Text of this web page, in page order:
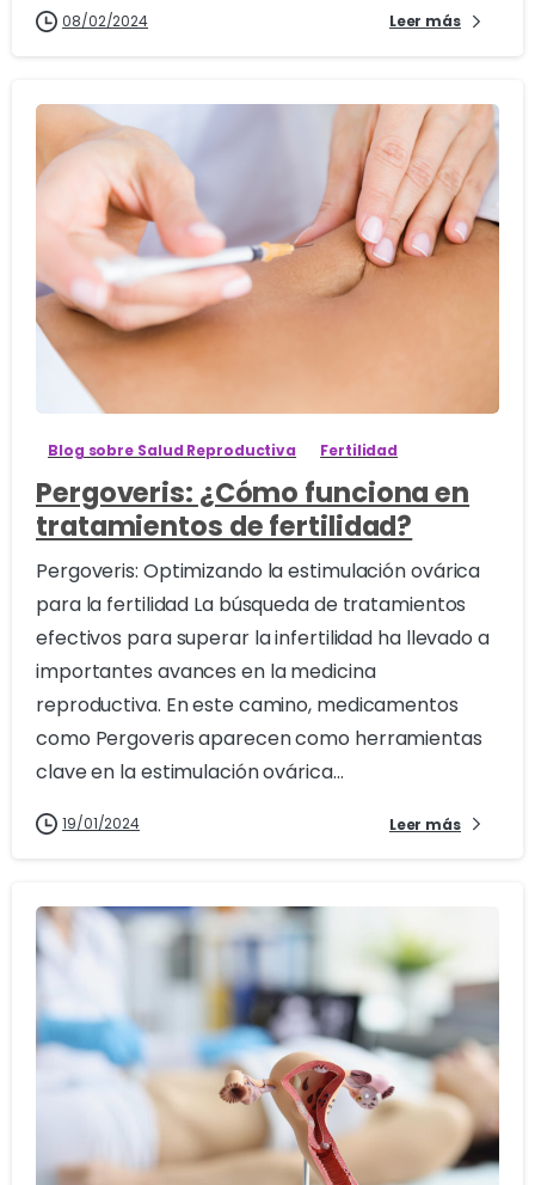
08/02/2024 Leer más
Blog sobre Salud Reproductiva Fertilidad
Pergoveris: ¿Cómo funciona en
tratamientos de fertilidad?
Pergoveris: Optimizando la estimulación ovárica
para la fertilidad La búsqueda de tratamientos
efectivos para superar la infertilidad ha llevado a
importantes avances en la medicina
reproductiva. En este camino, medicamentos
como Pergoveris aparecen como herramientas
clave en la estimulación ovárica...
19/01/2024 Leer más
1